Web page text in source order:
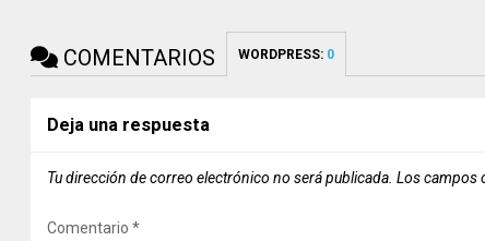
COMENTARIOS WORDPRESS: 0
Deja una respuesta
Tu dirección de correo electrónico no será publicada. Los campos
Comentario*